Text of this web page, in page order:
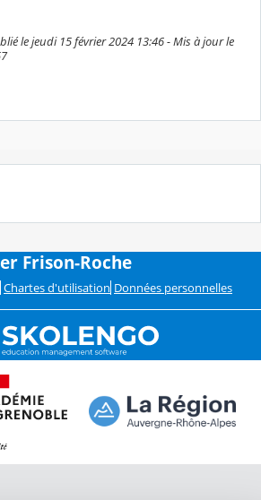
le jeudi 15 février 2024 13:46 - Mis à jour le
Frison-Roche
Chartes d'utilisation Données personnelles